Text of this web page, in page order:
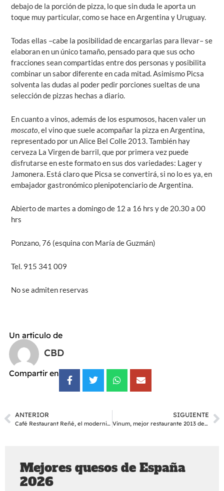
debajo de la porción de pizza, lo que sin duda le aporta un
toque muy particular, como se hace en Argentina y Uruguay.
Todas ellas –cabe la posibilidad de encargarlas para llevar– se
elaboran en un único tamaño, pensado para que sus ocho
fracciones sean compartidas entre dos personas y posibilita
combinar un sabor diferente en cada mitad. Asimismo Picsa
solventa las dudas al poder pedir porciones sueltas de una
selección de pizzas hechas a diario.
En cuanto a vinos, además de los espumosos, hacen valer un
moscato, el vino que suele acompañar la pizza en Argentina,
representado por un Alice Bel Colle 2013. También hay
cerveza La Virgen de barril, que por primera vez puede
disfrutarse en este formato en sus dos variedades: Lager y
Jamonera. Está claro que Picsa se convertirá, si no lo es ya, en
embajador gastronómico plenipotenciario de Argentina.
Abierto de martes a domingo de 12 a 16 hrs y de 20.30 a 00
hrs
Ponzano, 76 (esquina con María de Guzmán)
Tel. 915 341 009
No se admiten reservas
Un artículo de
CBD
Compartir en
ANTERIOR
Café Restaurant Reñé, el modernismo se alimenta
SIGUIENTE
Vinum, mejor restaurante 2013 de Portugal
Mejores quesos de España
2026